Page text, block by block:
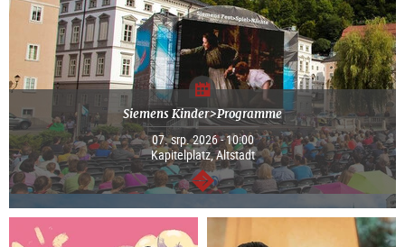
Siemens Kinder>Programme
07. srp. 2026 - 10:00
Kapitelplatz, Altstadt
continue